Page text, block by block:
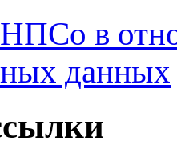
в
данных